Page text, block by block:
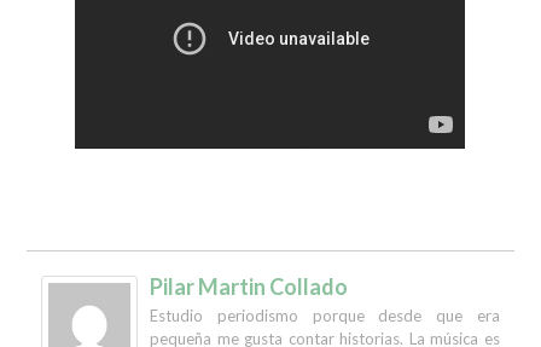
Pilar Martin Collado
Estudio periodismo porque desde que era
pequeña me gusta contar historias. La música es